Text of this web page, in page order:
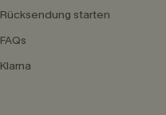
Rücksendung starten
FAQs
Klarna